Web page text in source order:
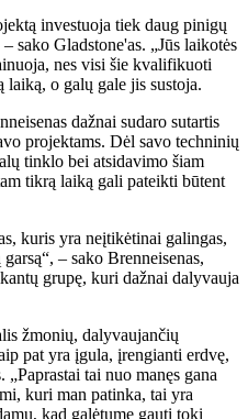
investuoja tiek daug pinigų
sako Gladstone'as. „Jūs laikotės
nes visi šie kvalifikuoti
laiką, o galų gale jis sustoja.
dažnai sudaro sutartis
projektams. Dėl savo techninių
tinklo bei atsidavimo šiam
tikrą laiką gali pateikti būtent
kuris yra neįtikėtinai galingas,
– sako Brenneisenas,
grupę, kuri dažnai dalyvauja
žmonių, dalyvaujančių
pat yra įgula, įrengianti erdvę,
tai nuo manęs gana
kuri man patinka, tai yra
kad galėtume gauti tokį